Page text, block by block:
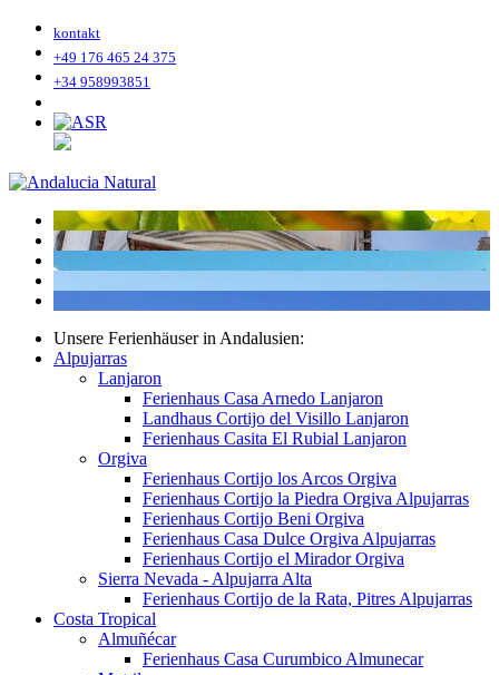
kontakt
+49 176 465 24 375
+34 958993851
Unsere Ferienhäuser in Andalusien:
Alpujarras
Lanjaron
Ferienhaus Casa Arnedo Lanjaron
Landhaus Cortijo del Visillo Lanjaron
Ferienhaus Casita El Rubial Lanjaron
Orgiva
Ferienhaus Cortijo los Arcos Orgiva
Ferienhaus Cortijo la Piedra Orgiva Alpujarras
Ferienhaus Cortijo Beni Orgiva
Ferienhaus Casa Dulce Orgiva Alpujarras
Ferienhaus Cortijo el Mirador Orgiva
Sierra Nevada - Alpujarra Alta
Ferienhaus Cortijo de la Rata, Pitres Alpujarras
Costa Tropical
Almuñécar
Ferienhaus Casa Curumbico Almunecar